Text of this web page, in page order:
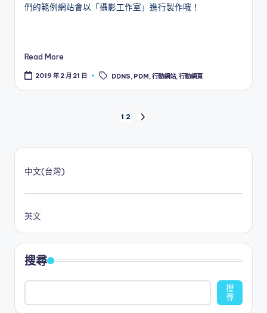
們的範例網站會以「攝影工作室」進行製作哦！
Read More
2019 年 2 月 21 日
Tags: DDNS PDM 行動網站, 行動網頁
章
分
頁
1 2
中文(台灣)
英文
搜尋
搜
尋